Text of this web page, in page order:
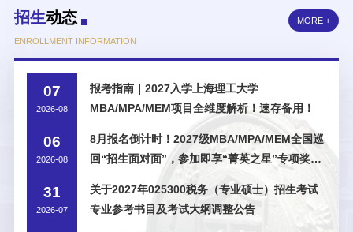
华大学、上海师范大学、上海电力大
学、上海应用技术大学、上海工程...
师生、衔接产业赛道的人工智能育人新
招生动态
ENROLLMENT INFORMATION
MORE +
07
2026-08
报考指南｜2027入学上海理工大学
MBA/MPA/MEM项目全维度解析！速存备用！
06
2026-08
8月报名倒计时！2027级MBA/MPA/MEM全国巡
回“招生面对面”，参加即享“菁英之星”专项奖学
31
2026-07
关于2027年025300税务（专业硕士）招生考试
专业参考书目及考试大纲调整公告